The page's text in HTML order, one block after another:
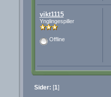
vikt1115
Ynglingespiller
Offline
Sider: [1]